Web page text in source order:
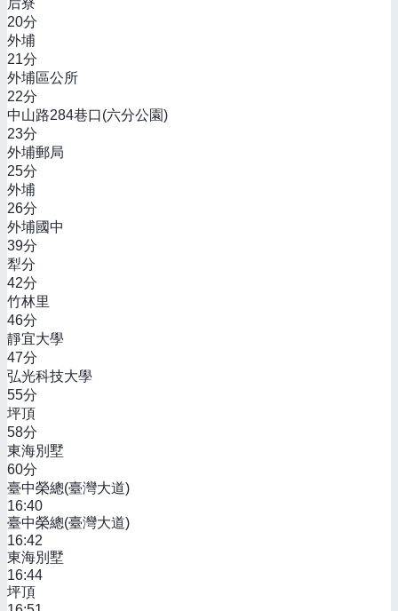
20分
外埔
21分
外埔區公所
22分
中山路284巷口(六分公園)
23分
外埔郵局
25分
外埔
26分
外埔國中
39分
犁分
42分
竹林里
46分
靜宜大學
47分
弘光科技大學
55分
坪頂
58分
東海別墅
60分
臺中榮總(臺灣大道)
16:40
臺中榮總(臺灣大道)
16:42
東海別墅
16:44
坪頂